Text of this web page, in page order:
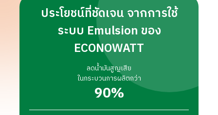
ประโยชน์ที่ชัดเจน จากการใช้
ระบบ Emulsion ของ
ECONOWATT
ลดน้ำมันสูญเสีย
ในกระบวนการผลิตกว่า
90%